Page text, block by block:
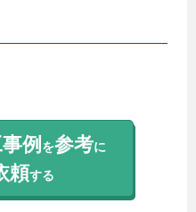
例を参考に
頼する